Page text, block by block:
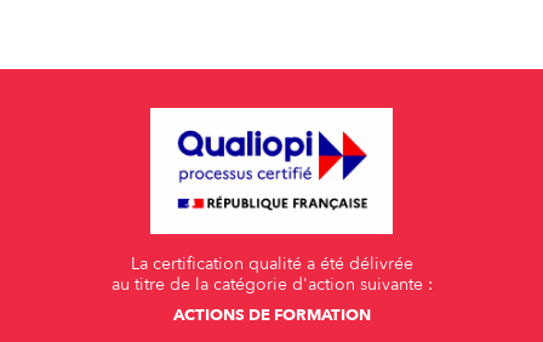
La certification qualité a été délivrée
au titre de la catégorie d'action suivante :
ACTIONS DE FORMATION